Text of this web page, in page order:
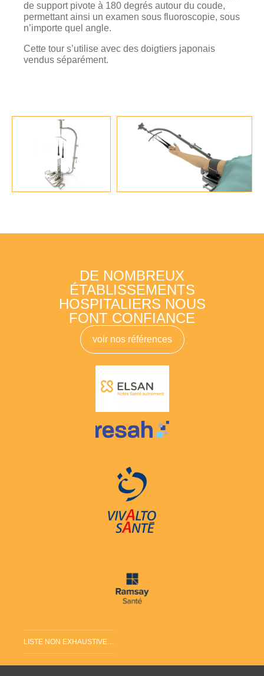
de support pivote à 180 degrés autour du coude,
permettant ainsi un examen sous fluoroscopie, sous
n’importe quel angle.
Cette tour s’utilise avec des doigtiers japonais
vendus séparément.
DE NOMBREUX
ÉTABLISSEMENTS
HOSPITALIERS NOUS
FONT CONFIANCE
voir nos références
LISTE NON EXHAUSTIVE…